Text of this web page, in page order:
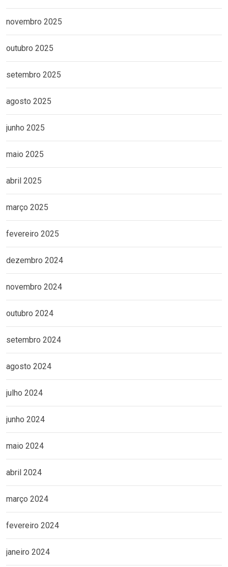
novembro 2025
outubro 2025
setembro 2025
agosto 2025
junho 2025
maio 2025
abril 2025
março 2025
fevereiro 2025
dezembro 2024
novembro 2024
outubro 2024
setembro 2024
agosto 2024
julho 2024
junho 2024
maio 2024
abril 2024
março 2024
fevereiro 2024
janeiro 2024